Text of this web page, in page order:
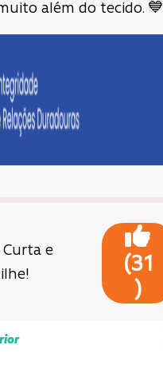
além do tecido. 💙
Curta e
(31
)